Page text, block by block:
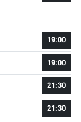
19:00
19:00
21:30
21:30